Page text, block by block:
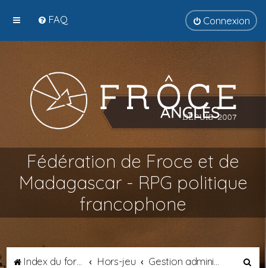
FAQ Connexion
Fédération de Froce et de
Madagascar - RPG politique
francophone
Index du forum Hors-jeu